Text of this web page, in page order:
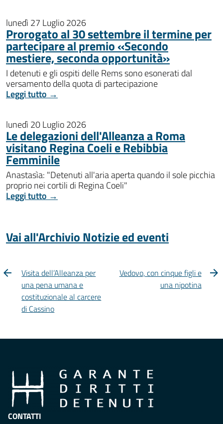
lunedì 27 Luglio 2026
Prorogato al 30 settembre il termine per
partecipare al premio «Secondo
mestiere, seconda opportunità»
I detenuti e gli ospiti delle Rems sono esonerati dal
versamento della quota di partecipazione
Leggi tutto →
lunedì 20 Luglio 2026
Le delegazioni dell'Alleanza a Roma
visitano Regina Coeli e Rebibbia
Femminile
Anastasìa: "Detenuti all'aria aperta quando il sole picchia
proprio nei cortili di Regina Coeli"
Leggi tutto →
Vai all'Archivio Notizie ed eventi
Visita dell’Alleanza per
una pena umana e
costituzionale al carcere
di Cassino
Vedovo, con cinque figli e
una nipotina
CONTATTI